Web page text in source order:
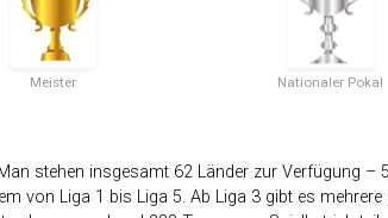
Meister Nationaler Pokal
stehen insgesamt 62 Länder zur Verfügung
von Liga 1 bis Liga 5. Ab Liga 3 gibt es